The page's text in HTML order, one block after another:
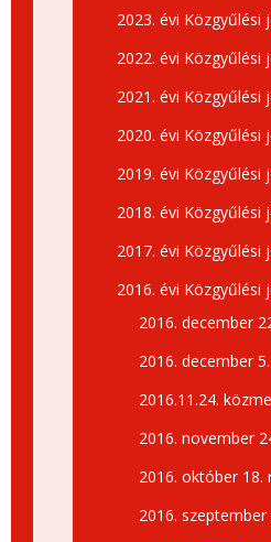
2023. évi Közgyűlési
2022. évi Közgyűlési
2021. évi Közgyűlési
2020. évi Közgyűlési
2019. évi Közgyűlési
2018. évi Közgyűlési
2017. évi Közgyűlési
2016. évi Közgyűlési
2016. december
2016. december
2016.11.24.
2016. november
2016. október 18.
2016. szeptember